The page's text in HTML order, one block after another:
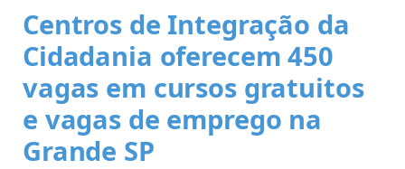
Centros de Integração da
Cidadania oferecem 450
vagas em cursos gratuitos
e vagas de emprego na
Grande SP